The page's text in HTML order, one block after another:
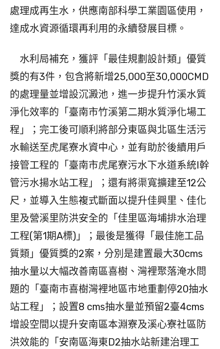
處理成再生水，供應南部科學工業園區使用，
達成水資源循環再利用的永續發展目標。
水利局補充，獲評「最佳規劃設計類」優質
獎的有3件，包含將新增25,000至30,000CMD
的處理量並增設沉澱池，進一步提升竹溪水質
淨化效率的「臺南市竹溪第二期水質淨化場工
程」；完工後可順利將部分東區與北區生活污
水輸送至虎尾寮水資中心，並有助於後續用戶
接管工程的「臺南市虎尾寮污水下水道系統I幹
管污水揚水站工程」；還有將渠寬擴建至12公
尺，並導入生態複式斷面以提升佳興里、佳化
里及營溪里防洪安全的「佳里區海埔排水治理
工程(第1期A標)」；最後是獲得「最佳施工品
質類」優質獎的2案，分別是建置最大30cms
抽水量以大幅改善南區喜樹、灣裡聚落淹水問
題的「臺南市喜樹灣裡地區市地重劃停20抽水
站工程」；設置8 cms抽水量並預留2臺4cms
增設空間以提升安南區本淵寮及溪心寮社區防
洪效能的「安南區海東D2抽水站新建治理工